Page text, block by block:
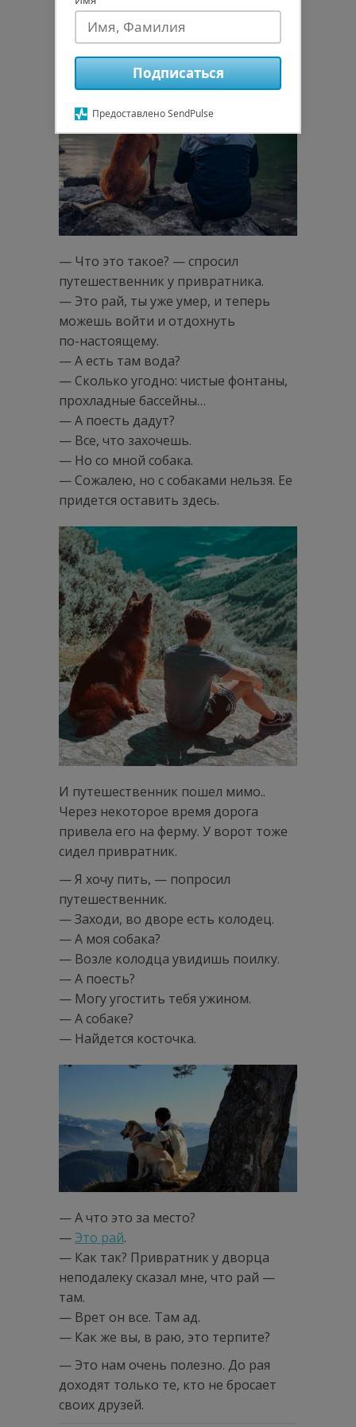
— Что это такое? — спросил
путешественник у привратника.
— Это рай, ты уже умер, и теперь
можешь войти и отдохнуть
по-настоящему.
— А есть там вода?
— Сколько угодно: чистые фонтаны,
прохладные бассейны…
— А поесть дадут?
— Все, что захочешь.
— Но со мной собака.
— Сожалею, но с собаками нельзя. Ее
придется оставить здесь.
И путешественник пошел мимо..
Через некоторое время дорога
привела его на ферму. У ворот тоже
сидел привратник.
— Я хочу пить, — попросил
путешественник.
— Заходи, во дворе есть колодец.
— А моя собака?
— Возле колодца увидишь поилку.
— А поесть?
— Могу угостить тебя ужином.
— А собаке?
— Найдется косточка.
— А что это за место?
— Это рай.
— Как так? Привратник у дворца
неподалеку сказал мне, что рай —
там.
— Врет он все. Там ад.
— Как же вы, в раю, это терпите?
— Это нам очень полезно. До рая
доходят только те, кто не бросает
своих друзей.
Подписаться
Предоставлено SendPulse